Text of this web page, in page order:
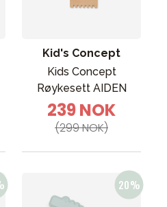
Kid's Concept
Kids Concept
Røykesett AIDEN
239 NOK
(299 NOK)